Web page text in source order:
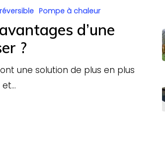
Pompe à chaleur
d’une
?
une solution de plus en plus